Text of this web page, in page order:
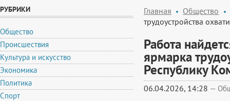
РУБРИКИ
Общество
Происшествия
Культура и искусство
Экономика
Политика
Спорт
Главная
Общество
трудоустройства
Работа
ярмарка
Республику
06.04.2026, 14:28 —